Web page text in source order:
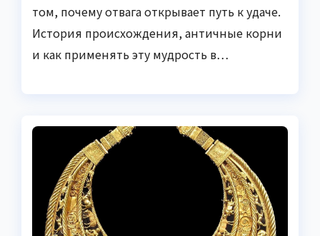
том, почему отвага открывает путь к удаче.
История происхождения, античные корни
и как применять эту мудрость в…